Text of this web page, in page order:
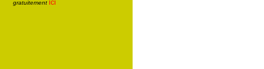
gratuitement ici